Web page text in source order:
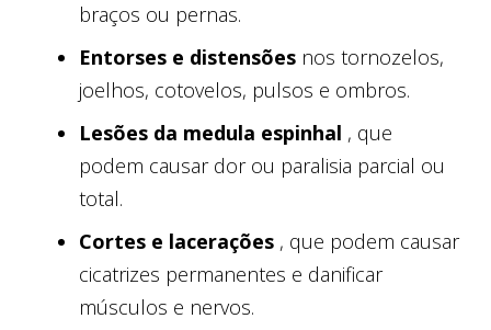
braços ou pernas.
Entorses e distensões nos tornozelos,
joelhos, cotovelos, pulsos e ombros.
Lesões da medula espinhal , que
podem causar dor ou paralisia parcial ou
total.
Cortes e lacerações , que podem causar
cicatrizes permanentes e danificar
músculos e nervos.